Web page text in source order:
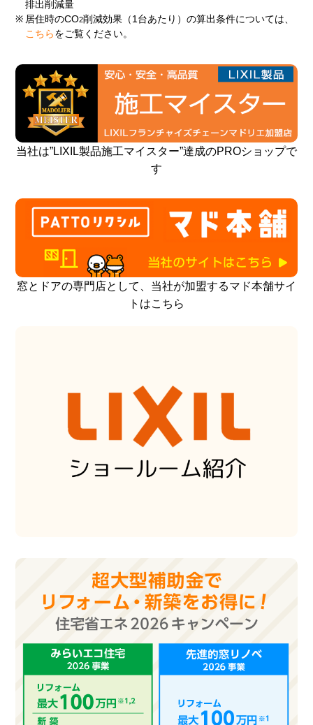
排出削減量
※ 居住時のCO2削減効果（1台あたり）の算出条件については、
こちら をご覧ください。
当社は”LIXIL製品施工マイスター”達成のPROショップで
す
窓とドアの専門店として、当社が加盟するマド本舗サイ
トはこちら